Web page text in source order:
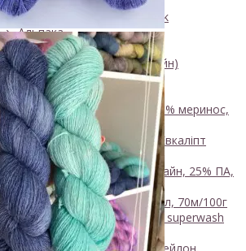
KidSilk, Super Kid Mohair Silk
вовна+
350м/100г (екстрафайн)
220м/100г
складу
10% кашемир 90% меринос,
100гНова пряжа
Aquarelle, Меринос Евкаліпт
250м/100г
75% меринос естрафайн, 25% ПА,
100гNEW
50% Вовна 50% Акрил, 70м/100г
Tender, 80% меринос superwash
нейлон